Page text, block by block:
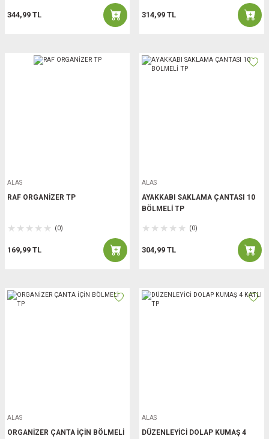
344,99 TL 314,99 TL
ALAS
RAF ORGANİZER TP
(0)
169,99 TL
ALAS
AYAKKABI SAKLAMA ÇANTASI 10
BÖLMELİ TP
(0)
304,99 TL
ALAS
ORGANİZER ÇANTA İÇİN BÖLMELİ
ALAS
DÜZENLEYİCİ DOLAP KUMAŞ 4